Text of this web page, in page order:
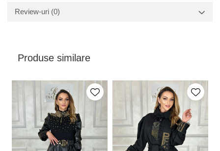
Review-uri (0)
Produse similare